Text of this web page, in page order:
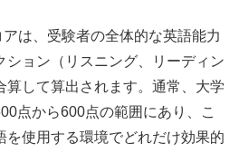
は、受験者の全体的な英語能力
ション（リスニング、リーディン
算して算出されます。通常、大学
点から600点の範囲にあり、こ
を使用する環境でどれだけ効果的